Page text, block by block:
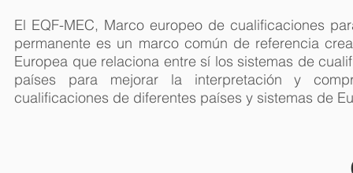
El EQF-MEC, Marco europeo de cualificaciones
permanente es un marco común de referencia
Europea que relaciona entre sí los sistemas de
países para mejorar la interpretación y
cualificaciones de diferentes países y sistemas de